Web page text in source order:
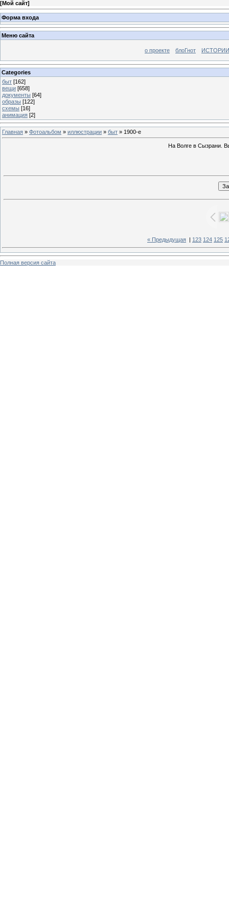
[Мой сайт]
Форма входа
Меню сайта
о проекте блоГнот
Categories
быт [162]
вещи [658]
документы [64]
образы [122]
схемы [16]
анимация [2]
Главная » Фотоальбом » иллюстрации » быт » 1900-е
На Волге в Сызрани.
« Предыдущая 123 124 125
Полная версия сайта